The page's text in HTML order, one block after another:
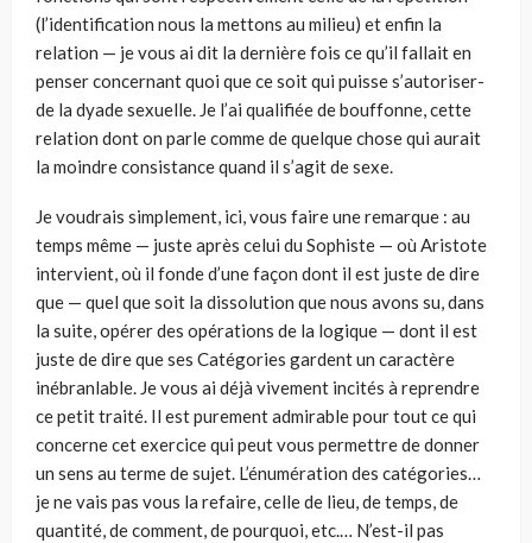
(l’identification nous la mettons au milieu) et enfin la
relation — je vous ai dit la dernière fois ce qu’il fallait en
penser concernant quoi que ce soit qui puisse s’autoriser-
de la dyade sexuelle. Je l’ai qualifiée de bouffonne, cette
relation dont on parle comme de quelque chose qui aurait
la moindre consistance quand il s’agit de sexe.
Je voudrais simplement, ici, vous faire une remarque : au
temps même — juste après celui du Sophiste — où Aristote
intervient, où il fonde d’une façon dont il est juste de dire
que — quel que soit la dissolution que nous avons su, dans
la suite, opérer des opérations de la logique — dont il est
juste de dire que ses Catégories gardent un caractère
inébranlable. Je vous ai déjà vivement incités à reprendre
ce petit traité. Il est purement admirable pour tout ce qui
concerne cet exercice qui peut vous permettre de donner
un sens au terme de sujet. L’énumération des catégories…
je ne vais pas vous la refaire, celle de lieu, de temps, de
quantité, de comment, de pourquoi, etc.… N’est-il pas